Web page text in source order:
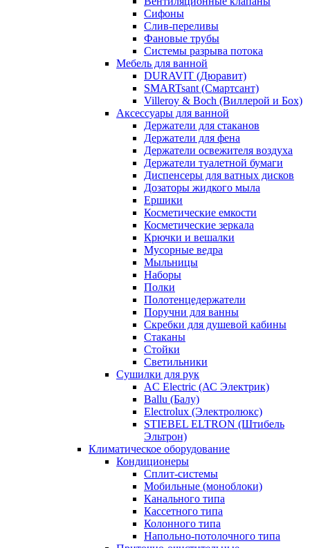
Сифоны
Слив-переливы
Фановые трубы
Системы разрыва потока
Мебель для ванной
DURAVIT (Дюравит)
SMARTsant (Смартсант)
Villeroy & Boch (Виллерой и Бох)
Аксессуары для ванной
Держатели для стаканов
Держатели для фена
Держатели освежителя воздуха
Держатели туалетной бумаги
Диспенсеры для ватных дисков
Дозаторы жидкого мыла
Ершики
Косметические емкости
Косметические зеркала
Крючки и вешалки
Мусорные ведра
Мыльницы
Наборы
Полки
Полотенцедержатели
Поручни для ванны
Скребки для душевой кабины
Стаканы
Стойки
Светильники
Сушилки для рук
AC Electric (АС Электрик)
Ballu (Балу)
Electrolux (Электролюкс)
STIEBEL ELTRON (Штибель
Эльтрон)
Климатическое оборудование
Кондиционеры
Сплит-системы
Мобильные (моноблоки)
Канального типа
Кассетного типа
Колонного типа
Напольно-потолочного типа